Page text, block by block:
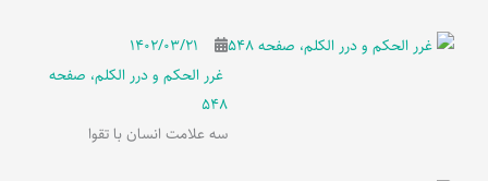
۱۴۰۲/۰۳/۲۱
غرر الحکم و درر الکلم، صفحه
548
سه علامت انسان با تقوا